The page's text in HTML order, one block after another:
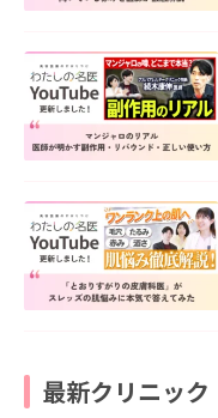
最新クリニック